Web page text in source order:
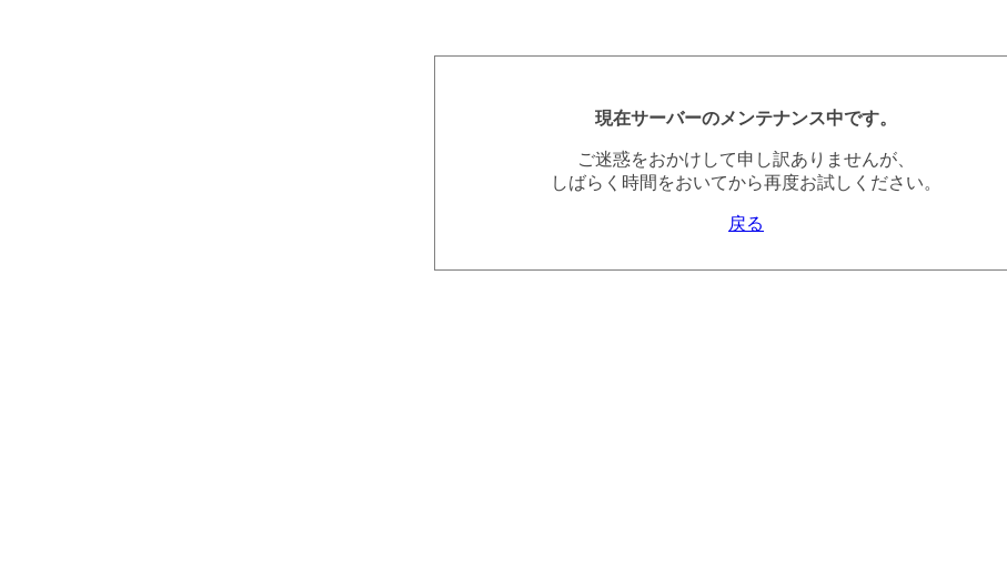
現在サーバーのメンテナンス中です。
ご迷惑をおかけして申し訳ありませんが、
しばらく時間をおいてから再度お試しください。
戻る